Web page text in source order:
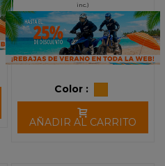
inc.)
Color :
AÑADIR AL CARRITO